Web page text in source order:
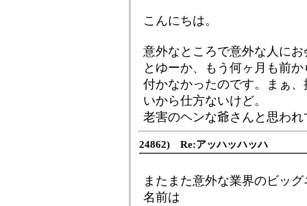
こんにちは。
意外なところで意外な人に
とゆーか、もう何ヶ月も前
付かなかったのです。まぁ
いから仕方ないけど。
老害のヘンな爺さんと思わ
24862) Re:アッハッハッハ
またまた意外な業界のビッ
名前は